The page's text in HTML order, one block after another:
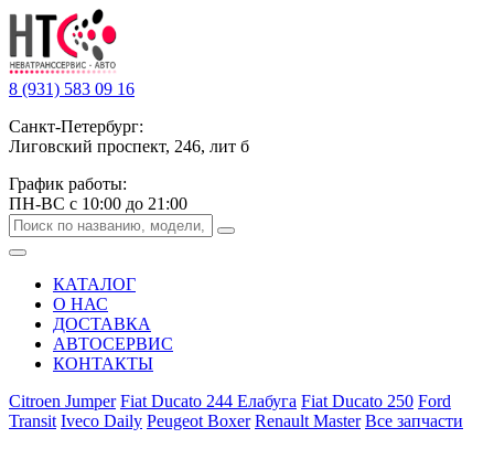
8 (931) 583 09 16
Санкт-Петербург:
Лиговский проспект, 246, лит б
График работы:
ПН-ВС с 10:00 до 21:00
КАТАЛОГ
О НАС
ДОСТАВКА
АВТОСЕРВИС
КОНТАКТЫ
Citroen Jumper Fiat Ducato 244 Елабуга Fiat Ducato 250 Ford
Transit Iveco Daily Peugeot Boxer Renault Master Все запчасти